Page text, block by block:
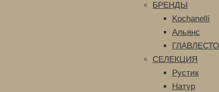
БРЕНДЫ
Kochanelli
Альянс
СЕЛЕКЦИЯ
Рустик
Натур